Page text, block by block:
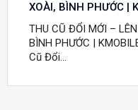
XOÀI, BÌNH PHƯỚC |
THU CŨ ĐỔI MỚI –
BÌNH PHƯỚC |
Cũ Đổi...